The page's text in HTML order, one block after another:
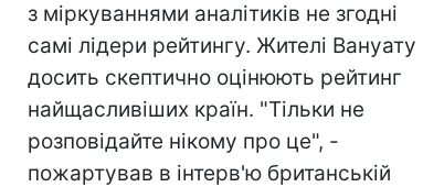
з міркуваннями аналітиків не згодні
самі лідери рейтингу. Жителі Вануату
досить скептично оцінюють рейтинг
найщасливіших країн. "Тільки не
розповідайте нікому про це", -
пожартував в інтерв'ю британській